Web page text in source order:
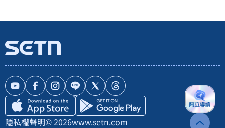
隱私權聲明© 2026www.setn.com